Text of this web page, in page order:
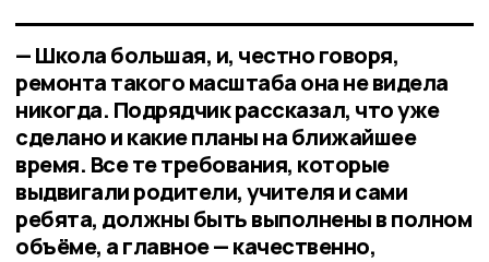
— Школа большая, и, честно говоря,
ремонта такого масштаба она не видела
никогда. Подрядчик рассказал, что уже
сделано и какие планы на ближайшее
время. Все те требования, которые
выдвигали родители, учителя и сами
ребята, должны быть выполнены в полном
объёме, а главное — качественно,